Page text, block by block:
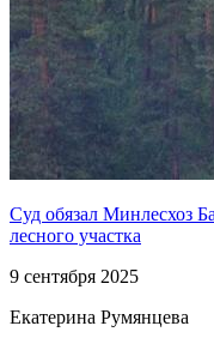
Суд обязал Минлесхоз
лесного участка
9 сентября 2025
Екатерина Румянцева